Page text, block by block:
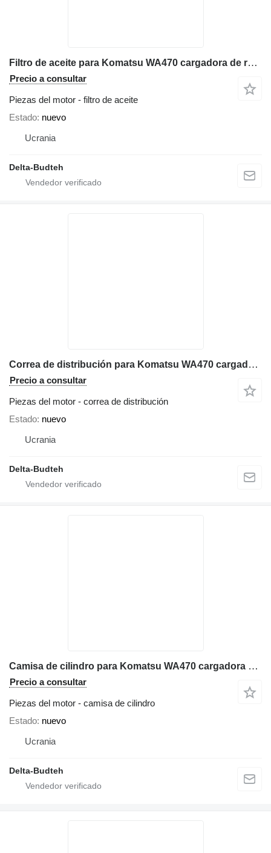
Filtro de aceite para Komatsu WA470 cargadora de ruedas
Precio a consultar
Piezas del motor - filtro de aceite
Estado nuevo
Ucrania
Delta-Budteh
Correa de distribución para Komatsu WA470 cargadora de ruedas
Precio a consultar
Piezas del motor - correa de distribución
Estado nuevo
Ucrania
Delta-Budteh
Camisa de cilindro para Komatsu WA470 cargadora de ruedas
Precio a consultar
Piezas del motor - camisa de cilindro
Estado nuevo
Ucrania
Delta-Budteh